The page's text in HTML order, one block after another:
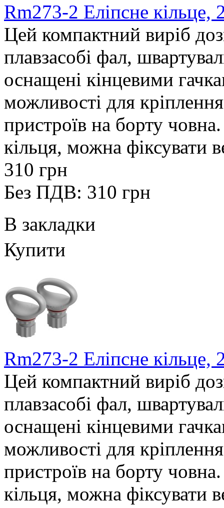
Rm273-2 Еліпсне кільце,
Цей компактний виріб
плавзасобі фал,
оснащені кінцевими
можливості для
пристроїв на борту
кільця, можна фіксувати
310 грн
Без ПДВ: 310 грн
В закладки
Купити
Rm273-2 Еліпсне кільце,
Цей компактний виріб
плавзасобі фал,
оснащені кінцевими
можливості для
пристроїв на борту
кільця, можна фіксувати